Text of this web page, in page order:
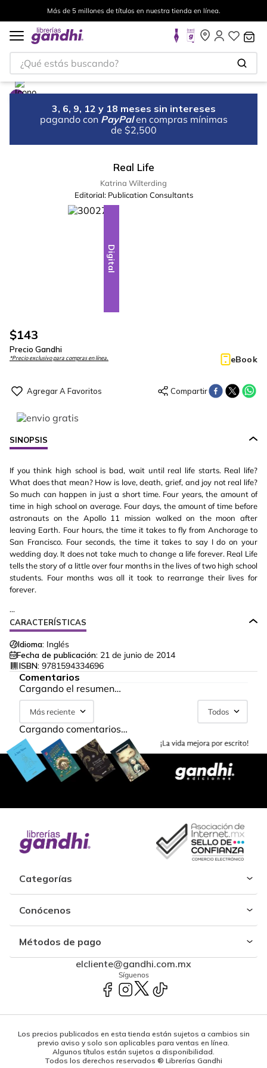
Más de 5 millones de títulos en nuestra tienda en línea.
¿Qué estás buscando?
3, 6, 9, 12 y 18 meses sin intereses
pagando con PayPal en compras mínimas
de $2,500
Real Life
Katrina Wilterding
Editorial: Publication Consultants
Digital
$143
Precio Gandhi
*Precio exclusivo para compras en línea. eBook
SINOPSIS
If you think high school is bad, wait until real life starts. Real life?
What does that mean? How is love, death, grief, and joy not real life?
So much can happen in just a short time. Four years, the amount of
time in high school on average. Four days, the amount of time before
astronauts on the Apollo 11 mission walked on the moon after
leaving Earth. Four hours, the time it takes to fly from Anchorage to
San Francisco. Four seconds, the time it takes to say I do on your
wedding day. It does not take much to change a life forever. Real Life
tells the story of a little over four months in the lives of two high school
students. Four months was all it took to rearrange their lives for
forever.
...
CARACTERÍSTICAS
Idioma: Inglés
Fecha de publicación: 21 de junio de 2014
ISBN: 9781594334696
Comentarios
Cargando el resumen…
Más reciente Todos
Cargando comentarios…
Categorías
Conócenos
Métodos de pago
elcliente@gandhi.com.mx
Síguenos
Los precios publicados en esta tienda están sujetos a cambios sin
previo aviso y solo son aplicables para ventas en línea.
Algunos títulos están sujetos a disponibilidad.
Todos los derechos reservados ® Librerías Gandhi